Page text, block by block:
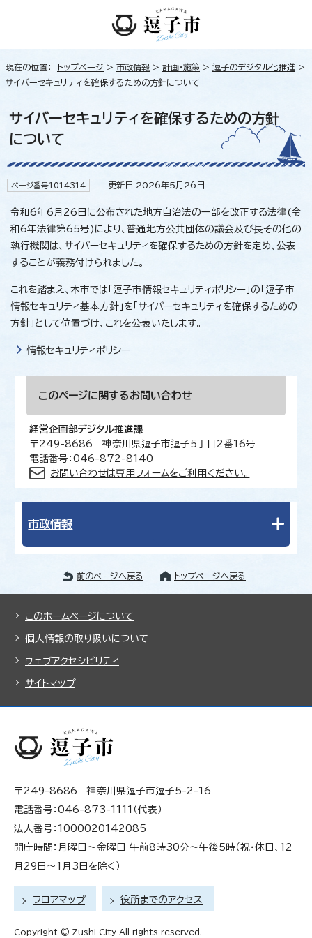
現在の位置： トップページ > 市政情報 > 計画・施策 > 逗子のデジタル化推進 >
サイバーセキュリティを確保するための方針について
サイバーセキュリティを確保するための方針
について
ページ番号1014314 更新日 2026年5月26日
令和6年6月26日に公布された地方自治法の一部を改正する法律(令
和6年法律第65号)により、普通地方公共団体の議会及び長その他の
執行機関は、サイバーセキュリティを確保するための方針を定め、公表
することが義務付けられました。
これを踏まえ、本市では「逗子市情報セキュリティポリシー」の「逗子市
情報セキュリティ基本方針」を「サイバーセキュリティを確保するための
方針」として位置づけ、これを公表いたします。
情報セキュリティポリシー
このページに関する お問い合わせ
経営企画部デジタル推進課
〒249-8686 神奈川県逗子市逗子5丁目2番16号
電話番号：046-872-8140
お問い合わせは専用フォームをご利用ください。
市政情報
前のページへ戻る トップページへ戻る
このホームページについて
個人情報の取り扱いについて
ウェブアクセシビリティ
サイトマップ
〒249-8686 神奈川県逗子市逗子5-2-16
電話番号：046-873-1111（代表）
法人番号：1000020142085
開庁時間：月曜日～金曜日 午前8時30分～午後5時（祝・休日、12
月29日～1月3日を除く）
フロアマップ 役所までのアクセス
Copyright © Zushi City All rights reserved.